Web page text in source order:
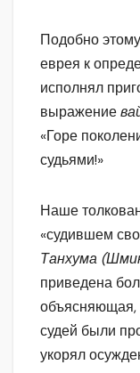
Подобно
еврея к
исполнял
выражение
«Горе
судьями!»
Наше
«судившем
Танхума
приведена
объясняющая,
судей были
укорял